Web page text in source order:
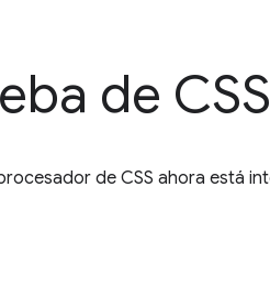
de CSS
de CSS ahora está